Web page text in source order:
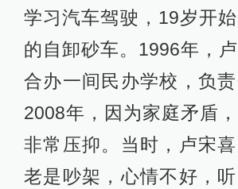
学习汽车驾驶，19岁开
的自卸砂车。1996年，
合办一间民办学校，负责
2008年，因为家庭矛盾
非常压抑。当时，卢宋
老是吵架，心情不好，